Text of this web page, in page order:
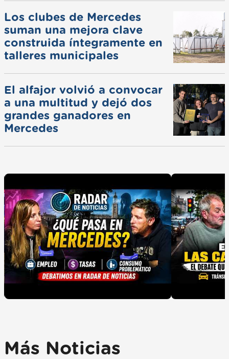
Los clubes de Mercedes
suman una mejora clave
construida íntegramente en
talleres municipales
El alfajor volvió a convocar
a una multitud y dejó dos
grandes ganadores en
Mercedes
Más Noticias